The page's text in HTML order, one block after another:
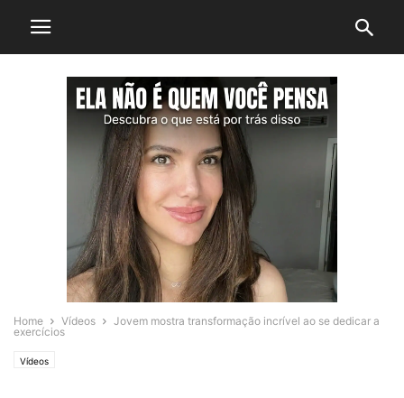
Home Vídeos
Jovem mostra transformação incrível ao se dedicar a
exercícios
Vídeos